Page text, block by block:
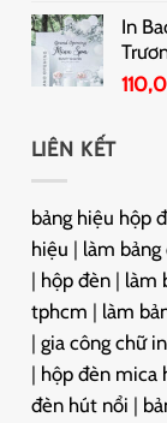
In
LIÊN KẾT
bảng hiệu hộp
hiệu | làm bảng
| hộp đèn| làm
tphcm | làm
| gia công chữ
| hộp đèn mica
đèn hút nổi |